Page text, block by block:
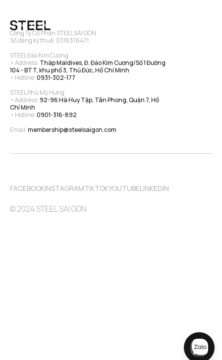
Công Ty Cổ Phần STEEL SÀI GÒN
Số đăng ký thuế: 0316376471
STEEL Đảo Kim Cương
• Address: Tháp Maldives, Đ. Đảo Kim Cương/Số 1 Đường
104 - BTT, khu phố 3, Thủ Đức, Hồ Chí Minh
• Hotline: 0931-302-177
STEEL Phú Mỹ Hưng
• Address: 92-96 Hà Huy Tập, Tân Phong, Quận 7, Hồ
Chí Minh
• Hotline: 0901-316-892
Email: membership@steelsaigon.com
FACEBOOKINSTAGRAMTIKTOKYOUTUBELINKEDIN
© 2024 STEEL SAI GON